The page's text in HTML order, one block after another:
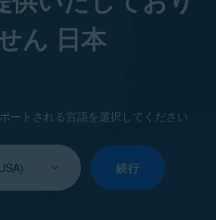
ん 日本
ートされる言語を選択してください
続行